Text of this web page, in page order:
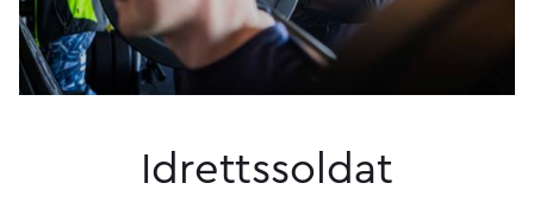
Idrettssoldat